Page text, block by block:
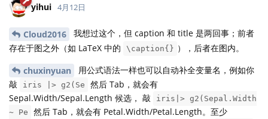
yihui 4月12日
Cloud2016
我想过这个，但 caption 和 title 是两回事；前者
存在于图之外（如 LaTeX 中的
\caption{} ），后者在图内。
chuxinyuan
用公式语法一样也可以自动补全变量名，例如你
敲
iris |> g2(Se
然后 Tab，就会有
Sepal.Width/Sepal.Length 候选， 敲
iris|> g2(Sepal.Width
~ Pe
然后 Tab，就会有 Petal.Width/Petal.Length。至少